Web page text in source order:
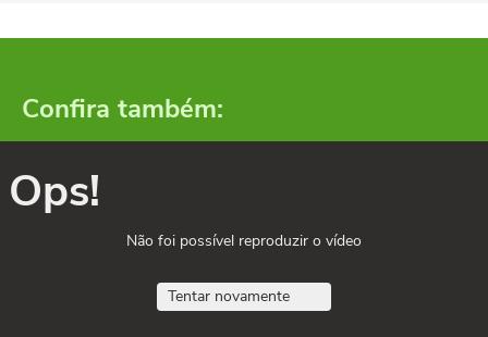
Confira também:
Ops!
Não foi possível reproduzir o vídeo
Tentar novamente